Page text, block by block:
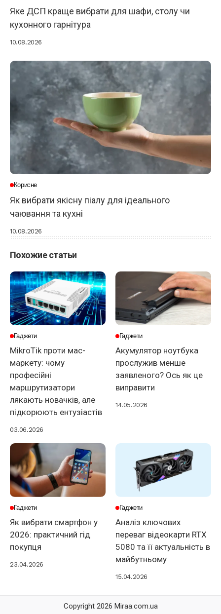
Яке ДСП краще вибрати для шафи, столу чи
кухонного гарнітура
10.08.2026
Корисне
Як вибрати якісну піалу для ідеального
чаювання та кухні
10.08.2026
Похожие статьи
Гаджети
MikroTik проти мас-
маркету: чому
професійні
маршрутизатори
лякають новачків, але
підкорюють ентузіастів
03.06.2026
Гаджети
Акумулятор ноутбука
прослужив менше
заявленого? Ось як це
виправити
14.05.2026
Гаджети
Як вибрати смартфон у
2026: практичний гід
покупця
23.04.2026
Гаджети
Аналіз ключових
переваг відеокарти RTX
5080 та її актуальність в
майбутньому
15.04.2026
Copyright 2026 Miraa.com.ua